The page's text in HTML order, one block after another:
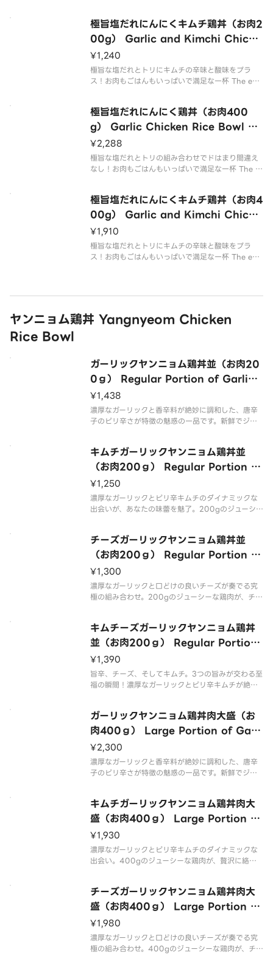
極旨塩だれにんにくキムチ鶏丼（お肉2
00g） Garlic and Kimchi Chicke
n Rice Bowl with Delicious Salt s
auce （200g of Meat）
¥1,240
極旨な塩だれとトリにキムチの辛味と酸味をプラ
ス！お肉もごはんもいっぱいで満足な一杯 The extr
極旨塩だれにんにく鶏丼（お肉400
g） Garlic Chicken Rice Bowl wi
th Delicious Salt sauce （400g o
f Meat）
¥2,288
極旨な塩だれとトリの組み合わせでドはまり間違え
なし！お肉もごはんもいっぱいで満足な一杯 The c
極旨塩だれにんにくキムチ鶏丼（お肉4
00g） Garlic and Kimchi Chicke
n Rice Bowl with Delicious Salt s
auce （400g of Meat）
¥1,910
極旨な塩だれとトリにキムチの辛味と酸味をプラ
ス！お肉もごはんもいっぱいで満足な一杯 The extr
ヤンニョム鶏丼 Yangnyeom Chicken
Rice Bowl
ガーリックヤンニョム鶏丼並（お肉20
0ｇ） Regular Portion of Garlic
Yangnyeom Chicken Rice Bowl
（200g of Meat）
¥1,438
濃厚なガーリックと香辛料が絶妙に調和した、唐辛
子のピリ辛さが特徴の魅惑の一品です。新鮮でジュ
旨辛の舌鼓！ This attractive dish is a perf
キムチガーリックヤンニョム鶏丼並
（お肉200ｇ） Regular Portion Ki
mchi Garlic Yangnyeom Chicken
Rice Bowl （200g of Meat）
¥1,250
濃厚なガーリックとピリ辛キムチのダイナミックな
出会いが、あなたの味蕾を魅了。200gのジューシ
になる驚きの美味しさをお楽しみください！ The d
ynamic encou
チーズガーリックヤンニョム鶏丼並
（お肉200ｇ） Regular Portion of
Cheese Garlic Yangnyeom Chick
en Rice Bowl （200g of Meat）
¥1,300
濃厚なガーリックと口どけの良いチーズが奏でる究
極の組み合わせ。200gのジューシーな鶏肉が、チー
te combination of rich garlic
キムチーズガーリックヤンニョム鶏丼
並（お肉200ｇ） Regular Portion
of Kimchi and Cheese Garlic Ya
ngnyeom Chicken Rice Bowl （2
00g of Meat）
¥1,390
旨辛、チーズ、そしてキムチ。3つの旨みが交わる至
福の瞬間！濃厚なガーリックとピリ辛キムチが絶妙
との贅沢な出会いで一度食べれば、舌の奥まで広が
る驚きの美味しさが病みつ
ガーリックヤンニョム鶏丼肉大盛（お
肉400ｇ） Large Portion of Garli
c Yangnyeom Chicken Rice Bow
l （400g of Meat）
¥2,300
濃厚なガーリックと香辛料が絶妙に調和した、唐辛
子のピリ辛さが特徴の魅惑の一品です。新鮮でジュ
旨辛の舌鼓！ This attractive dish is a perf
キムチガーリックヤンニョム鶏丼肉大
盛（お肉400ｇ） Large Portion Ki
mchi Garlic Yangnyeom Chicken
Rice Bowl （400g of Meat）
¥1,930
濃厚なガーリックとピリ辛キムチのダイナミックな
出会い。400gのジューシーな鶏肉が、贅沢に絡ま
楽しみください！ A dynamic encounter of rich
チーズガーリックヤンニョム鶏丼肉大
盛（お肉400ｇ） Large Portion of
Cheese Garlic Yangnyeom Chick
en Rice Bowl （400g of Meat）
¥1,980
濃厚なガーリックと口どけの良いチーズが奏でる究
極の組み合わせ。400gのジューシーな鶏肉が、チ